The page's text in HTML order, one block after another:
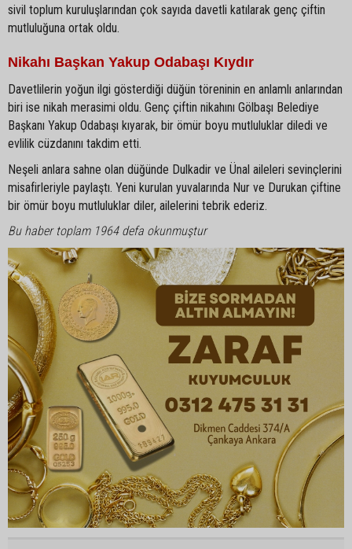
sivil toplum kuruluşlarından çok sayıda davetli katılarak genç çiftin
mutluluğuna ortak oldu.
Nikahı Başkan Yakup Odabaşı Kıydır
Davetlilerin yoğun ilgi gösterdiği düğün töreninin en anlamlı anlarından
biri ise nikah merasimi oldu. Genç çiftin nikahını Gölbaşı Belediye
Başkanı Yakup Odabaşı kıyarak, bir ömür boyu mutluluklar diledi ve
evlilik cüzdanını takdim etti.
Neşeli anlara sahne olan düğünde Dulkadir ve Ünal aileleri sevinçlerini
misafirleriyle paylaştı. Yeni kurulan yuvalarında Nur ve Durukan çiftine
bir ömür boyu mutluluklar diler, ailelerini tebrik ederiz.
Bu haber toplam 1964 defa okunmuştur